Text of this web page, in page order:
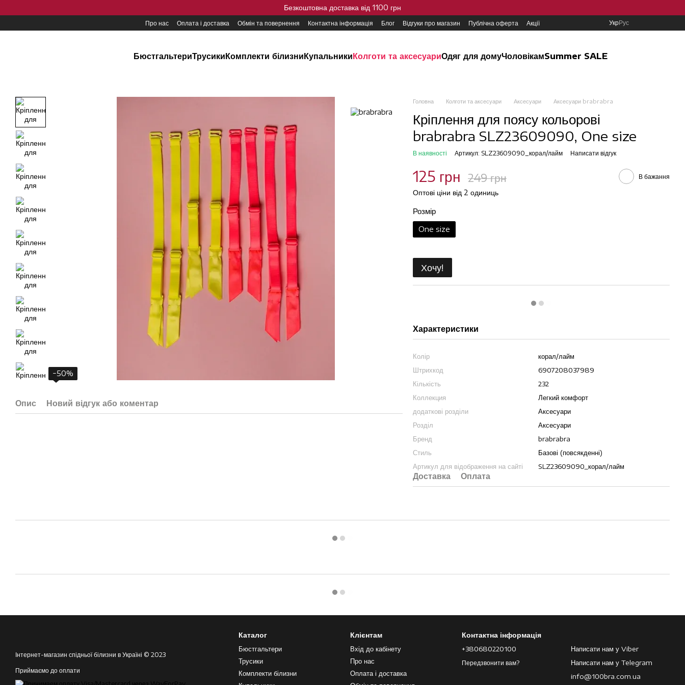
Безкоштовна доставка від 1100 грн
Про нас Оплата і доставка Обмін та повернення Контактна інформація Блог Відгуки про магазин Публічна оферта Акції УкрРус
БюстгальтериТрусикиКомплекти білизниКупальникиКолготи та аксесуариОдяг для домуЧоловікамSummer SALE
−50%
Опис Новий відгук або коментар
Головна Колготи та аксесуари Аксесуари Аксесуари brabrabra
Кріплення для поясу кольорові
brabrabra SLZ23609090, One size
В наявності Артикул: SLZ23609090_корал/лайм Написати відгук
125 грн 249 грн В бажання
Оптові ціни від 2 одиниць
Розмір
One size
Хочу!
Характеристики
Колір
корал/лайм
Штрихкод
6907208037989
Кількість
232
Коллекция
Легкий комфорт
додаткові розділи
Аксесуари
Розділ
Аксесуари
Бренд
brabrabra
Стиль
Базові (повсякденні)
Артикул для відображення на сайті
SLZ23609090_корал/лайм
Доставка Оплата
Інтернет-магазин спідньої білизни в Україні © 2023
Приймаємо до оплати
Каталог
Бюстгальтери
Трусики
Комплекти білизни
Клієнтам
Вхід до кабінету
Про нас
Оплата і доставка
Контактна інформація
+380680220100
Передзвонити вам?
Написати нам у Viber
Написати нам у Telegram
info@100bra.com.ua